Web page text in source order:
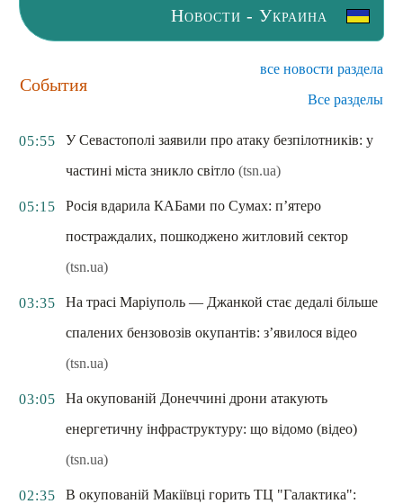
Новости - Украина
События
все новости раздела
Все разделы
05:55
У Севастополі заявили про атаку безпілотників: у
частині міста зникло світло (tsn.ua)
05:15
Росія вдарила КАБами по Сумах: п’ятеро
постраждалих, пошкоджено житловий сектор
(tsn.ua)
03:35
На трасі Маріуполь — Джанкой стає дедалі більше
спалених бензовозів окупантів: з’явилося відео
(tsn.ua)
03:05
На окупованій Донеччині дрони атакують
енергетичну інфраструктуру: що відомо (відео)
(tsn.ua)
02:35
В окупованій Макіївці горить ТЦ "Галактика":